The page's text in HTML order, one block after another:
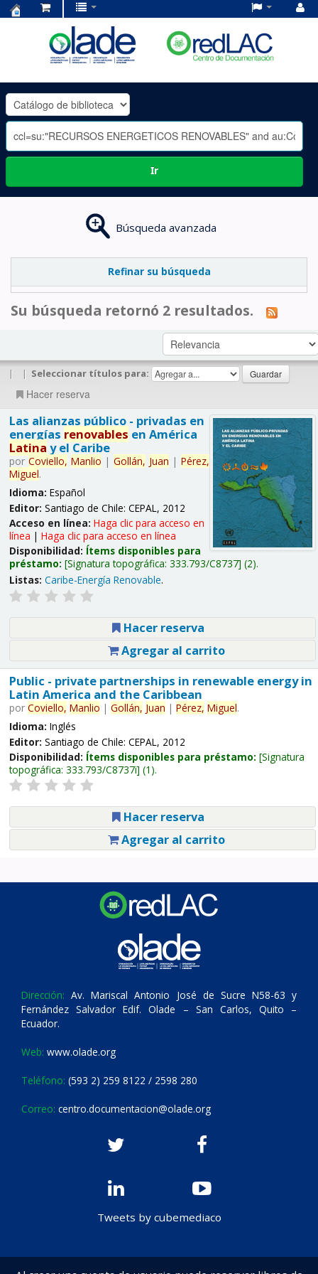
OLADE
-
Ir
Búsqueda avanzada
Refinar su búsqueda
Su búsqueda retornó 2 resultados.
| | Seleccionar títulos para:
Hacer reserva
Las alianzas público - privadas en
energías renovables en América
Latina y el Caribe
por Coviello, Manlio | Gollán, Juan | Pérez,
Miguel.
Idioma: Español
Editor: Santiago de Chile: CEPAL, 2012
Acceso en línea: Haga clic para acceso en
línea | Haga clic para acceso en línea
Disponibilidad: Ítems disponibles para
préstamo: Signatura topográfica: 333.793/C8737 (2).
Listas: Caribe-Energía Renovable.
Hacer reserva
Agregar al carrito
Public - private partnerships in renewable energy in
Latin America and the Caribbean
por Coviello, Manlio | Gollán, Juan | Pérez, Miguel.
Idioma: Inglés
Editor: Santiago de Chile: CEPAL, 2012
Disponibilidad: Ítems disponibles para préstamo: Signatura
topográfica: 333.793/C8737i (1).
Hacer reserva
Agregar al carrito
Dirección: Av. Mariscal Antonio José de Sucre N58-63 y
Fernández Salvador Edif. Olade – San Carlos, Quito –
Ecuador.
Web: www.olade.org
Teléfono: (593 2) 259 8122 / 2598 280
Correo: centro.documentacion@olade.org
Tweets by cubemediaco